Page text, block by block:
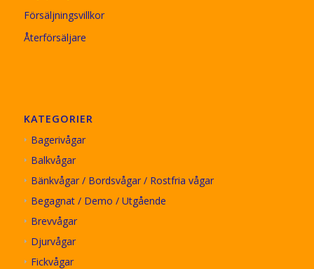
Försäljningsvillkor
Återförsäljare
KATEGORIER
Bagerivågar
Balkvågar
Bänkvågar / Bordsvågar / Rostfria vågar
Begagnat / Demo / Utgående
Brevvågar
Djurvågar
Fickvågar